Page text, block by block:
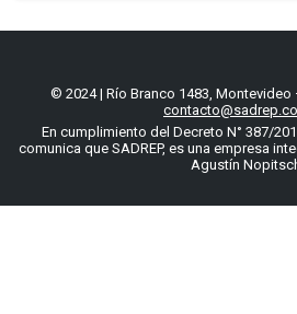
© 2024 | Río Branco 1483, Montevideo
En cumplimiento del Decreto N° 387/
comunica que SADREP, es una empresa
Agustín